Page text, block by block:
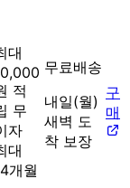
대
적
무
자
대
개월
무료배송
내일(월)
새벽 도
착 보장
구
매